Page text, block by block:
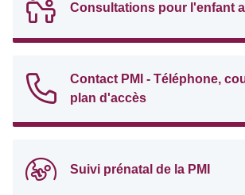
Consultations pour l'enfant
Contact PMI - Téléphone,
plan d'accès
Suivi prénatal de la PMI